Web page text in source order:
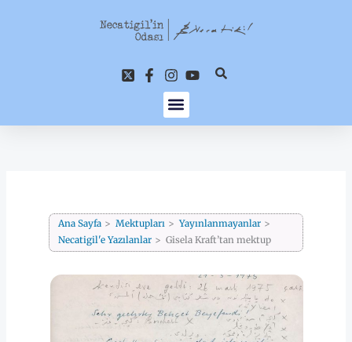
Ana Sayfa Mektupları
Yayınlanmayanlar
Necatigil'e Yazılanlar
Gisela Kraft’tan mektup